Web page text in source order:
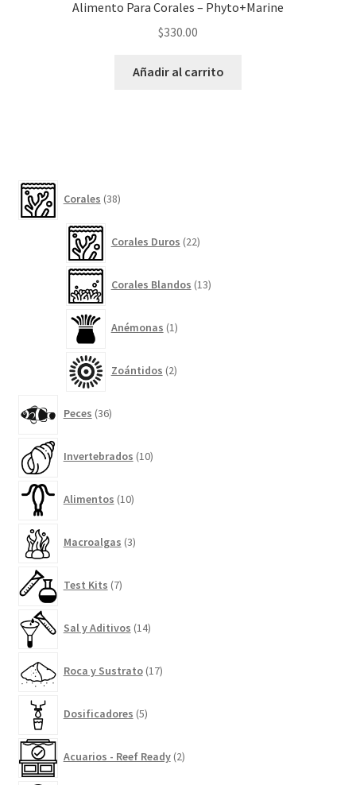
Alimento Para Corales – Phyto+Marine
$330.00
Añadir al carrito
Corales 38productos
Corales Duros 22productos
Corales Blandos 13productos
Anémonas 1producto
Zoántidos 2productos
Peces 36productos
Invertebrados 10productos
Alimentos 10productos
Macroalgas 3productos
Test Kits 7productos
Sal y Aditivos 14productos
Roca y Sustrato 17productos
Dosificadores 5productos
Acuarios - Reef Ready 2productos